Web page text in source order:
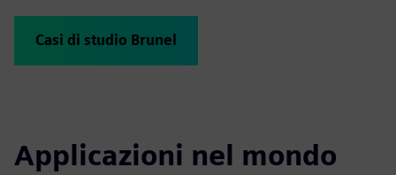
Casi di studio Brunel
Applicazioni nel mondo